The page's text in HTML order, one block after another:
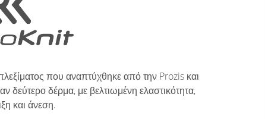
που αναπτύχθηκε από την Prozis και
δέρμα, με βελτιωμένη ελαστικότητα,
και άνεση.